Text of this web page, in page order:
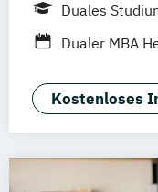
Duales
Dualer MBA
Master of
Kostenloses